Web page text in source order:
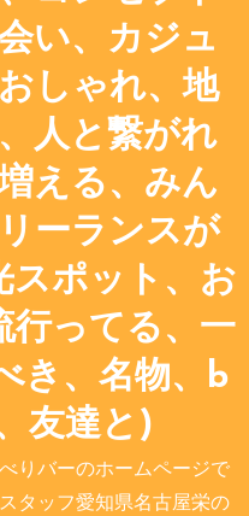
い、カジュ
しゃれ、地
人と繋がれ
える、みん
ーランスが
スポット、お
行ってる、一
き、名物、b
友達と)
りバーのホームページで
タッフ愛知県名古屋栄の